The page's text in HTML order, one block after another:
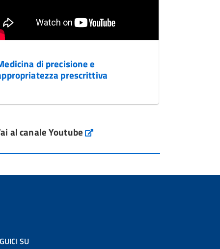
di precisione e
prescrittiva
al canale Youtube
SU